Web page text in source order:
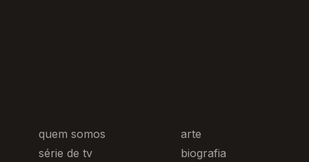
quem somos
série de tv
arte
biografia